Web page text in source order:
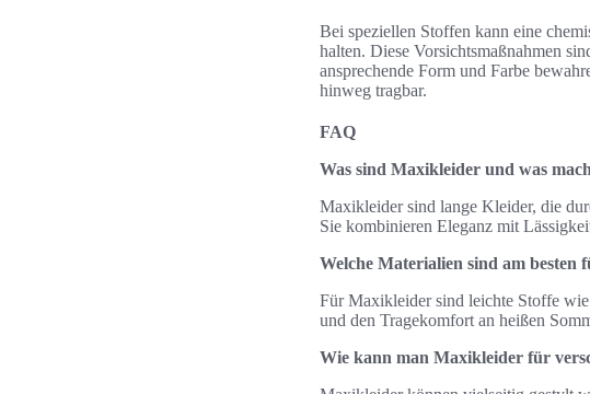
Bei speziellen Stoffen kann eine
halten. Diese Vorsichtsmaßnahmen
ansprechende Form und Farbe
hinweg tragbar.
FAQ
Was sind Maxikleider und was
Maxikleider sind lange Kleider, die
Sie kombinieren Eleganz mit
Welche Materialien sind am besten
Für Maxikleider sind leichte Stoffe
und den Tragekomfort an heißen
Wie kann man Maxikleider für